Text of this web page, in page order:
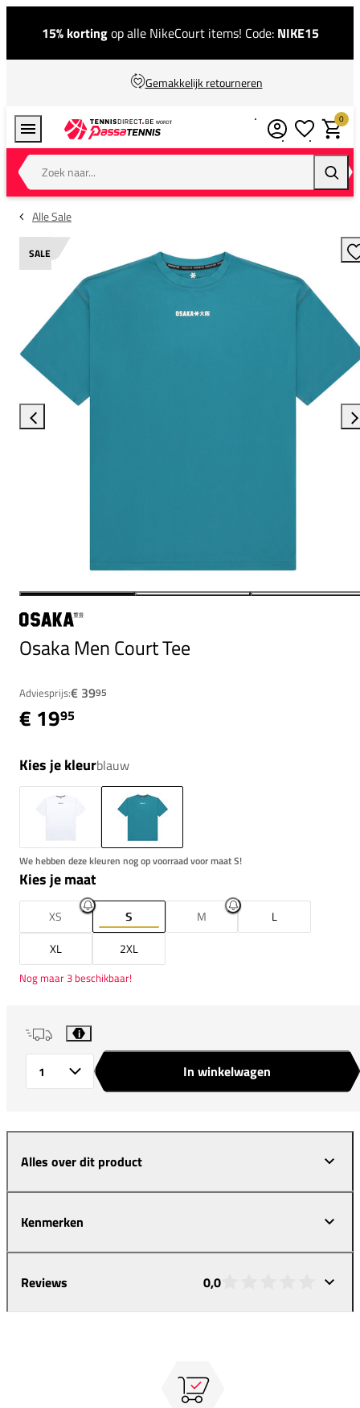
15% kortingop alle NikeCourt items! Code: NIKE15
Gemakkelijk retourneren
Zoek naar...
0
Alle Sale
SALE
Osaka Men Court Tee
Adviesprijs:€ 3995
€ 1995
Kies je kleurblauw
We hebben deze kleuren nog op voorraad voor maat S!
Kies je maat
XS S M
L
XL
2XL
Nog maar 3 beschikbaar!
i
In winkelwagen
Alles over dit product
Kenmerken
Reviews 0,0